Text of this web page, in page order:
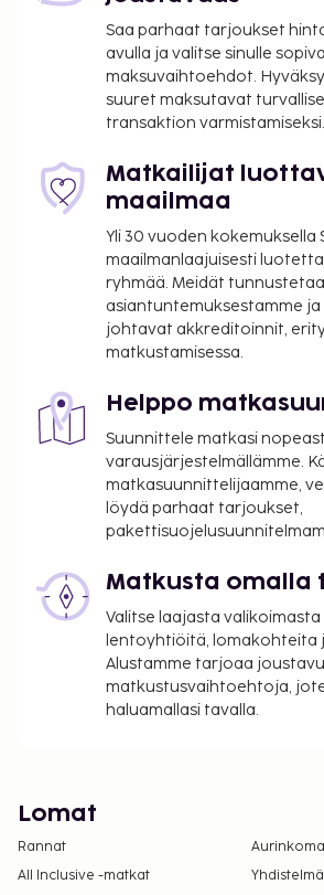
Saa parhaat tarjoukset
avulla ja valitse sinulle
maksuvaihtoehdot.
suuret maksutavat
transaktion varmistamiseksi.
Matkailijat
maailmaa
Yli 30 vuoden kokemuksella
maailmanlaajuisesti
ryhmää. Meidät
asiantuntemuksestamme
johtavat akkreditoinnit,
matkustamisessa.
Helppo
Suunnittele matkasi
varausjärjestelmällämme.
matkasuunnittelijaamme,
löydä parhaat tarjoukset,
Matkusta omalla
Valitse laajasta
lentoyhtiöitä, lomakohteita
Alustamme tarjoaa
matkustusvaihtoehtoja,
haluamallasi tavalla.
Lomat
Rannat
All Inclusive -matkat